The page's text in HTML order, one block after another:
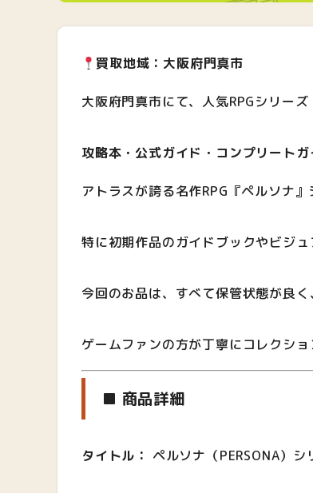
買取地域：大阪府門真市
大阪府門真市にて、人気RPGシリーズ
攻略本・公式ガイド・コンプリート
アトラスが誇る名作RPG『ペルソナ
特に初期作品のガイドブックやビジ
今回のお品は、すべて保管状態が良
ゲームファンの方が丁寧にコレクシ
■ 商品詳細
タイトル： ペルソナ（PERSONA）シ